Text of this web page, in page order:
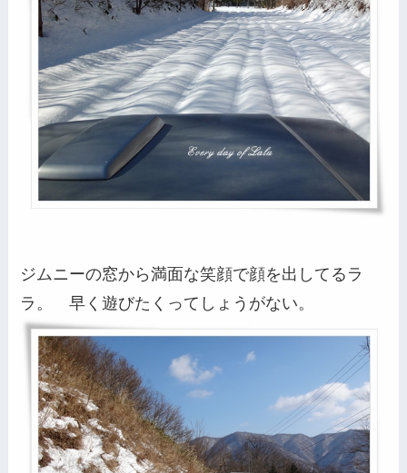
ジムニーの窓から満面な笑顔で顔を出してるラ
ラ。 早く遊びたくってしょうがない。